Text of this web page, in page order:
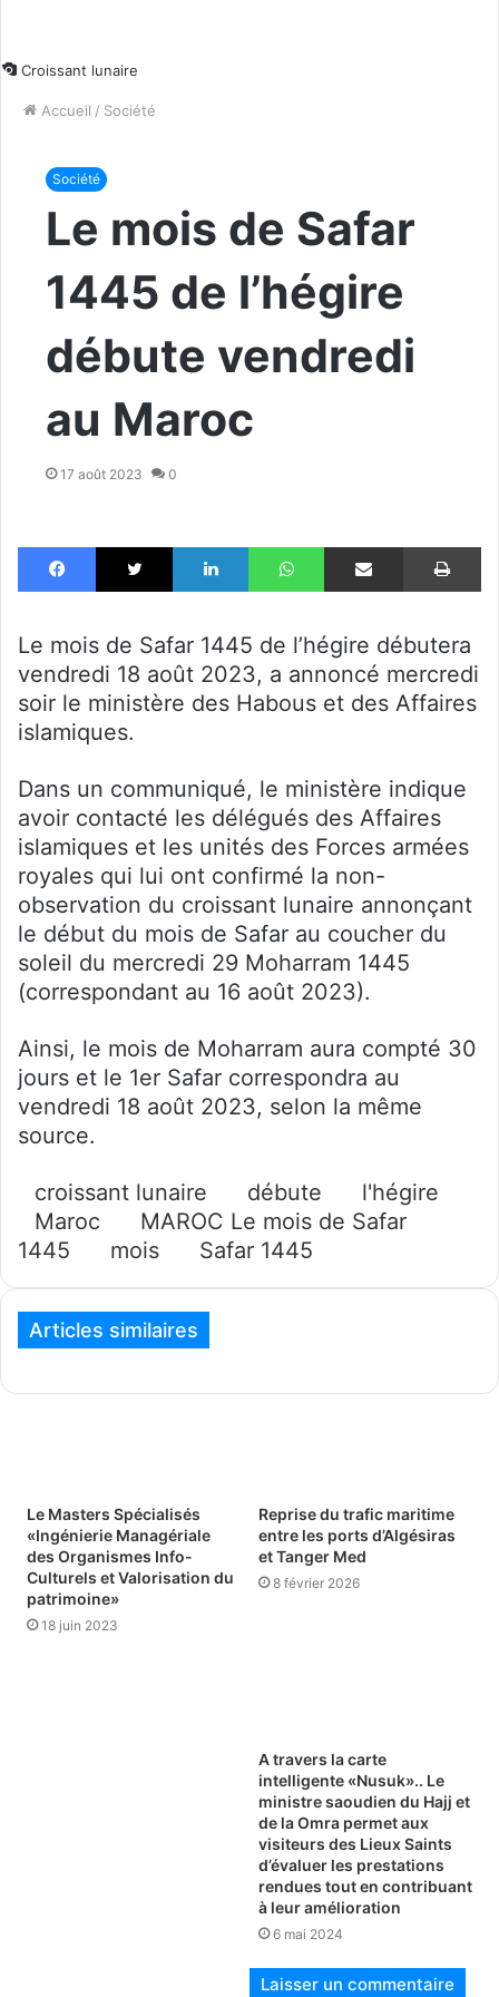
Croissant lunaire
Accueil / Société
Société
Le mois de Safar
1445 de l’hégire
débute vendredi
au Maroc
17 août 2023 0
Facebook X Linkedin WhatsApp Partager par email
Le mois de Safar 1445 de l’hégire débutera
vendredi 18 août 2023, a annoncé mercredi
soir le ministère des Habous et des Affaires
islamiques.
Dans un communiqué, le ministère indique
avoir contacté les délégués des Affaires
islamiques et les unités des Forces armées
royales qui lui ont confirmé la non-
observation du croissant lunaire annonçant
le début du mois de Safar au coucher du
soleil du mercredi 29 Moharram 1445
(correspondant au 16 août 2023).
Ainsi, le mois de Moharram aura compté 30
jours et le 1er Safar correspondra au
vendredi 18 août 2023, selon la même
source.
croissant lunaire débute
l'hégire
Maroc
MAROC Le mois de Safar
1445
mois Safar 1445
Articles similaires
Le Masters Spécialisés
«Ingénierie Managériale
des Organismes Info-
Culturels et Valorisation du
patrimoine»
18 juin 2023
Reprise du trafic maritime
entre les ports d’Algésiras
et Tanger Med
8 février 2026
A travers la carte
intelligente «Nusuk».. Le
ministre saoudien du Hajj et
de la Omra permet aux
visiteurs des Lieux Saints
d’évaluer les prestations
rendues tout en contribuant
à leur amélioration
6 mai 2024
Laisser un commentaire